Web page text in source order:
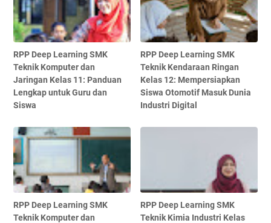
RPP Deep Learning SMK
Teknik Komputer dan
Jaringan Kelas 11: Panduan
Lengkap untuk Guru dan
Siswa
RPP Deep Learning SMK
Teknik Kendaraan Ringan
Kelas 12: Mempersiapkan
Siswa Otomotif Masuk Dunia
Industri Digital
RPP Deep Learning SMK
Teknik Komputer dan
RPP Deep Learning SMK
Teknik Kimia Industri Kelas